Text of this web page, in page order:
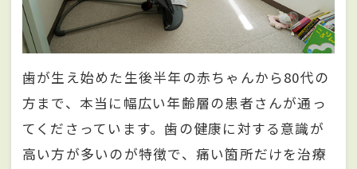
歯が生え始めた生後半年の赤ちゃんから80代の
方まで、本当に幅広い年齢層の患者さんが通っ
てくださっています。歯の健康に対する意識が
高い方が多いのが特徴で、痛い箇所だけを治療